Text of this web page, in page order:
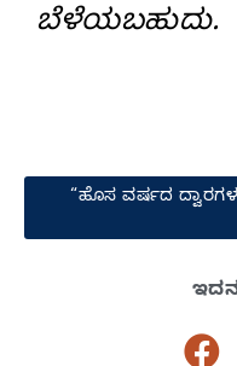
ಬೆಳೆಯಬಹುದು.
“ಹೊಸ ವರ್ಷದ